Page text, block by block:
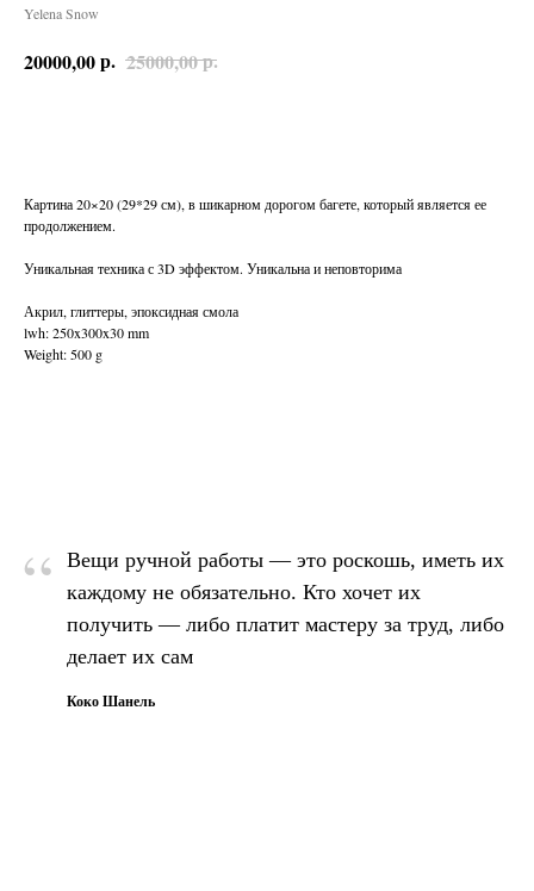
Yelena Snow
20000,00р. 25000,00р.
Картина 20×20 (29*29 см), в шикарном дорогом багете, который является ее
продолжением.
Уникальная техника с 3D эффектом. Уникальна и неповторима
Акрил, глиттеры, эпоксидная смола
lwh: 250x300x30 mm
Weight: 500 g
“
Вещи ручной работы — это роскошь, иметь их
каждому не обязательно. Кто хочет их
получить — либо платит мастеру за труд, либо
делает их сам
Коко Шанель